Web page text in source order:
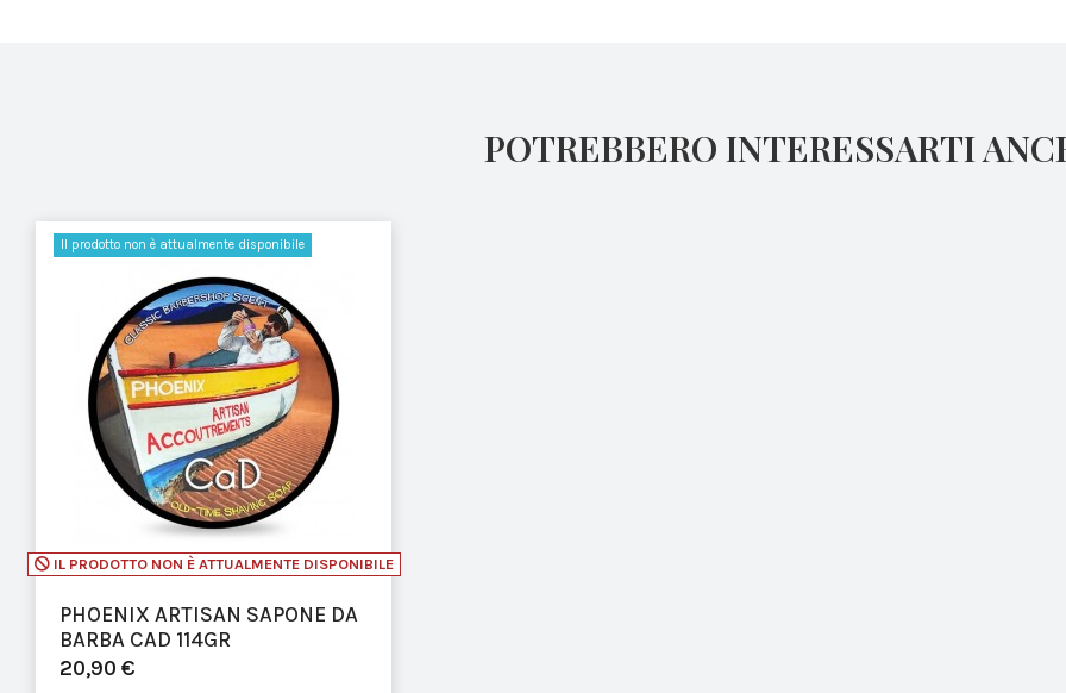
POTREBBERO INTERESSARTI
Il prodotto non è attualmente disponibile
IL PRODOTTO NON È ATTUALMENTE DISPONIBILE
PHOENIX ARTISAN SAPONE DA
BARBA CAD 114GR
20,90 €